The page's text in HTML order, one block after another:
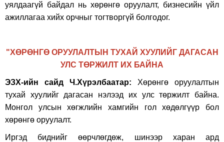
уялдаагүй байдал нь хөрөнгө оруулалт, бизнесийн үйл
ажиллагаа хийх орчныг тогтворгүй болгодог.
"ХӨРӨНГӨ ОРУУЛАЛТЫН ТУХАЙ ХУУЛИЙГ ДАГАСАН
УЛС ТӨРЖИЛТ ИХ БАЙНА
ЭЗХ-ийн сайд Ч.Хүрэлбаатар: Хөрөнгө оруулалтын
тухай хуулийг дагасан нэлээд их улс төржилт байна.
Монгол улсын хөгжлийн хамгийн гол хөдөлгүүр бол
хөрөнгө оруулалт.
Иргэд биднийг өөрчлөгдөж, шинээр харан ард